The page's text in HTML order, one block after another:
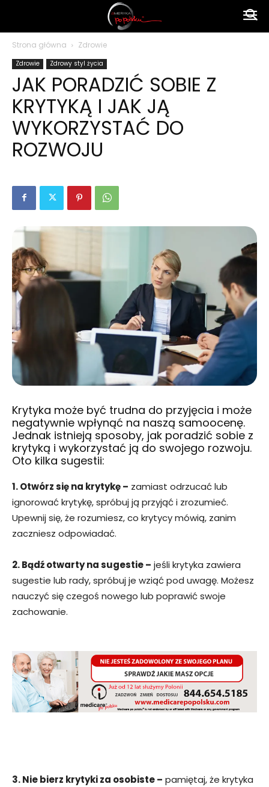
polsku
Strona główna Zdrowie
Zdrowie Zdrowy styl życia
JAK PORADZIĆ SOBIE Z
KRYTYKĄ I JAK JĄ
WYKORZYSTAĆ DO
ROZWOJU
Krytyka może być trudna do przyjęcia i może
negatywnie wpłynąć na naszą samoocenę.
Jednak istnieją sposoby, jak poradzić sobie z
krytyką i wykorzystać ją do swojego rozwoju.
Oto kilka sugestii:
1. Otwórz się na krytykę – zamiast odrzucać lub
ignorować krytykę, spróbuj ją przyjąć i zrozumieć.
Upewnij się, że rozumiesz, co krytycy mówią, zanim
zaczniesz odpowiadać.
2. Bądź otwarty na sugestie – jeśli krytyka zawiera
sugestie lub rady, spróbuj je wziąć pod uwagę. Możesz
nauczyć się czegoś nowego lub poprawić swoje
zachowanie.
3. Nie bierz krytyki za osobiste – pamiętaj, że krytyka